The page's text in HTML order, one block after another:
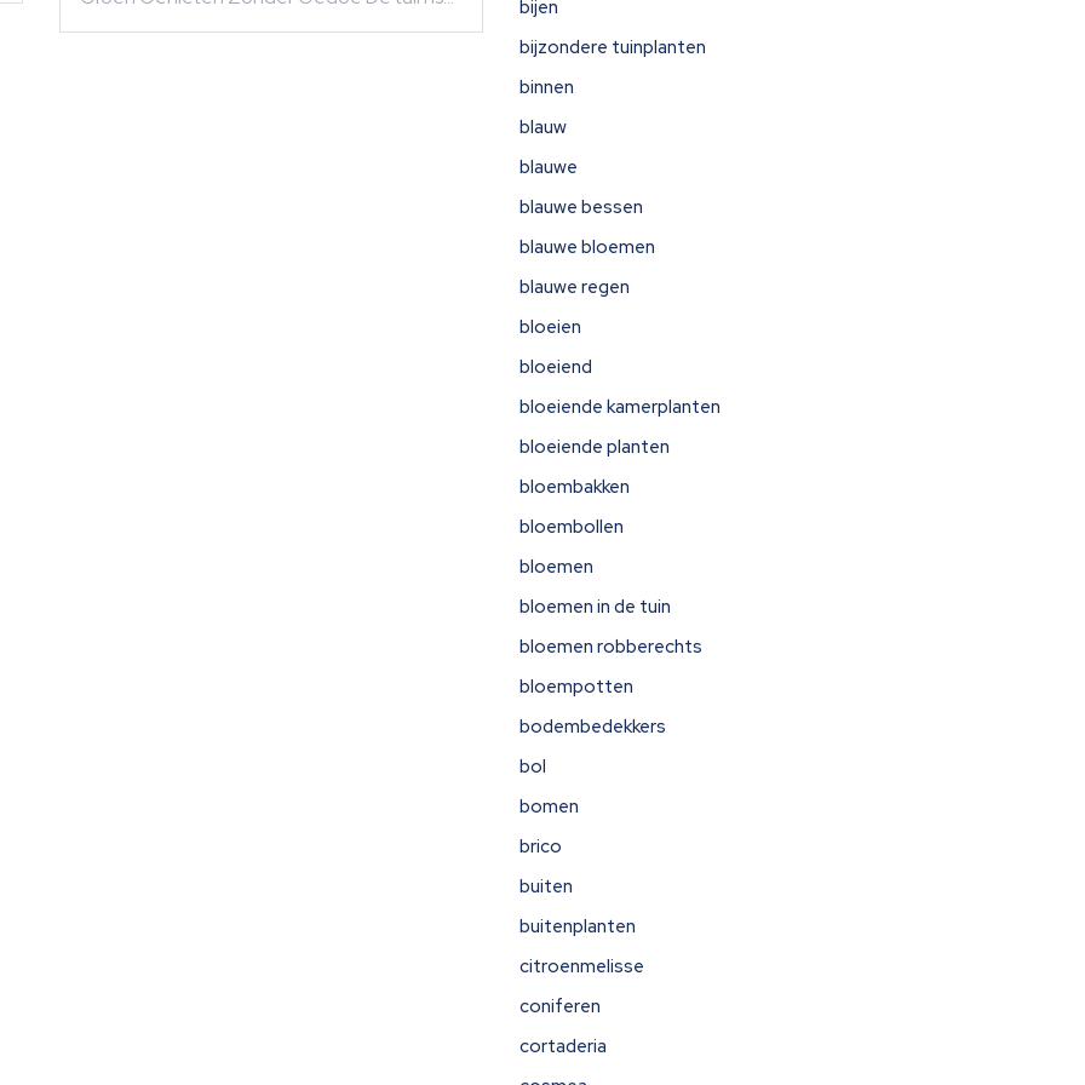
bijen
bijzondere tuinplanten
binnen
blauw
blauwe
blauwe bessen
blauwe bloemen
blauwe regen
bloeien
bloeiend
bloeiende kamerplanten
bloeiende planten
bloembakken
bloembollen
bloemen
bloemen in de tuin
bloemen robberechts
bloempotten
bodembedekkers
bol
bomen
brico
buiten
buitenplanten
citroenmelisse
coniferen
cortaderia